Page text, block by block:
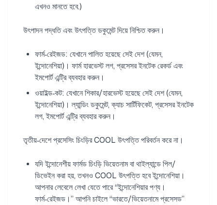
এখনও মানতে হবে.)
উৎপাদন পদ্ধতি এবং উৎপত্তি ডকুমেন্ট দিয়ে নিশ্চিত করুন।
ফার্ম‑রেইজড: যেখানে পালিত হয়েছে সেই দেশ (যেমন,
ইন্দোনেশিয়া)। ফার্ম হারভেস্ট লগ, প্রসেসর ইনটেক রেকর্ড এবং
ইমপোর্ট এন্ট্রি ব্যবহার করুন।
ওয়াইল্ড‑কট: যেখানে শিকার/হারভেস্ট হয়েছে সেই দেশ (যেমন,
ইন্দোনেশিয়া)। ল্যান্ডিং ডকুমেন্ট, ক্যাচ সার্টিফিকেট, প্রসেসর ইনটেক
লগ, ইমপোর্ট এন্ট্রি ব্যবহার করুন।
তৃতীয়‑দেশে প্রসেসিং চিংড়ির COOL উৎপত্তি পরিবর্তন করে না।
যদি ইন্দোনেশীয় ফার্মড চিংড়ি ভিয়েতনাম বা থাইল্যান্ডে পিল/
ডিভেইন করা হয়, তখনও COOL উৎপত্তি হবে ইন্দোনেশিয়া।
আপনার লেবেলে লেখা যেতে পারে “ইন্দোনেশিয়ার পণ্য।
ফার্ম‑রেইজড।” আপনি চাইলে “ভারতে/ভিয়েতনামে প্রসেসড”